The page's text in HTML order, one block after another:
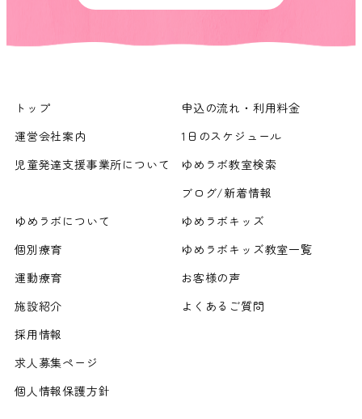
トップ
運営会社案内
児童発達支援事業所について
申込の流れ・利用料金
1日のスケジュール
ゆめラボ教室検索
ブログ/新着情報
ゆめラボについて
個別療育
運動療育
施設紹介
ゆめラボキッズ
ゆめラボキッズ教室一覧
お客様の声
よくあるご質問
採用情報
求人募集ページ
個人情報保護方針